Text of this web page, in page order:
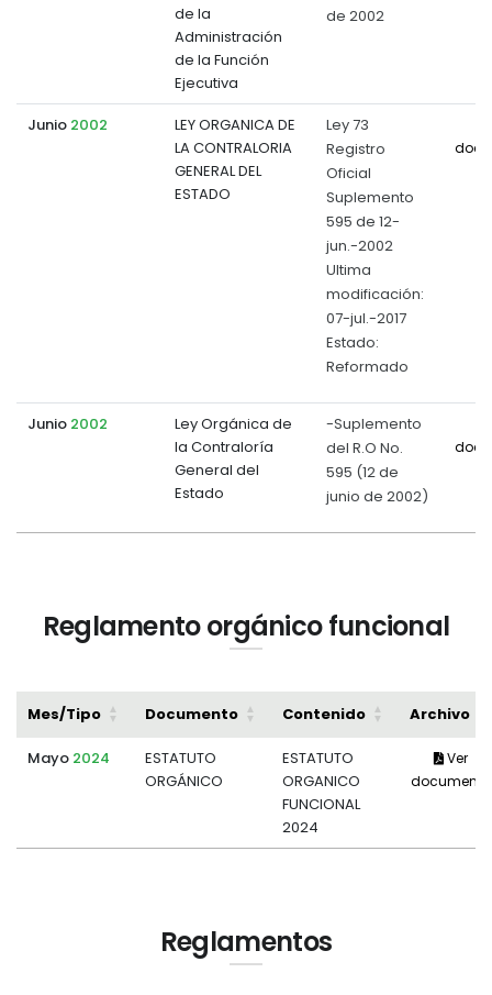
de la
Administración
de la Función
Ejecutiva
de 2002
Junio 2002
LEY ORGANICA DE
LA CONTRALORIA
GENERAL DEL
ESTADO
Ley 73
Registro
Oficial
Suplemento
595 de 12-
jun.-2002
Ultima
modificación:
07-jul.-2017
Estado:
Reformado
Junio 2002
Ley Orgánica de
la Contraloría
General del
Estado
-Suplemento
del R.O No.
595 (12 de
junio de 2002)
Reglamento orgánico funcional
Mes/Tipo Documento Contenido Archivo
Mayo 2024
ESTATUTO
ORGÁNICO
ESTATUTO
ORGANICO
FUNCIONAL
2024
Ver
documento
Reglamentos